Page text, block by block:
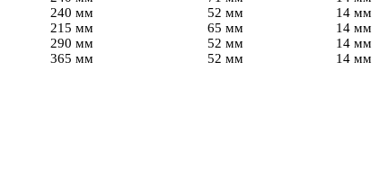
240 мм 52 мм 14 мм
215 мм 65 мм 14 мм
290 мм 52 мм 14 мм
365 мм 52 мм 14 мм